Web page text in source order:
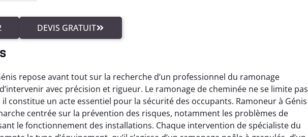
DEVIS GRATUIT
repose avant tout sur la recherche d’un professionnel du ramonage
avec précision et rigueur. Le ramonage de cheminée ne se limite pas
constitue un acte essentiel pour la sécurité des occupants. Ramoneur à Génis
centrée sur la prévention des risques, notamment les problèmes de
le fonctionnement des installations. Chaque intervention de spécialiste du